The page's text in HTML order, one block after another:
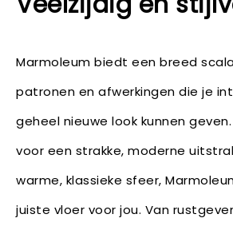
Marmoleum biedt een breed
patronen en afwerkingen die je
geheel nieuwe look kunnen
voor een strakke, moderne
warme, klassieke sfeer,
juiste vloer voor jou. Van